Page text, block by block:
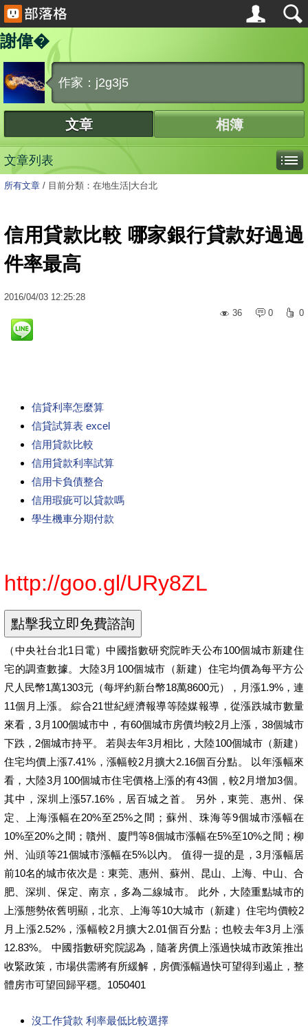
謝偉�
作家：j2g3j5
文章 相簿
文章列表
所有文章 / 目前分類：在地生活|大台北
信用貸款比較 哪家銀行貸款好過過
件率最高
2016/04/03 12:25:28
36
0 0
信貸利率怎麼算
信貸試算表 excel
信用貸款比較
信用貸款利率試算
信用卡負債整合
信用瑕疵可以貸款嗎
學生機車分期付款
http://goo.gl/URy8ZL
（中央社台北1日電）中國指數研究院昨天公布100個城市新建住
宅的調查數據。大陸3月100個城市（新建）住宅均價為每平方公
尺人民幣1萬1303元（每坪約新台幣18萬8600元），月漲1.9%，連
11個月上漲。 綜合21世紀經濟報導等陸媒報導，從漲跌城市數量
來看，3月100個城市中，有60個城市房價均較2月上漲，38個城市
下跌，2個城市持平。 若與去年3月相比，大陸100個城市（新建）
住宅均價上漲7.41%，漲幅較2月擴大2.16個百分點。 以年漲幅來
看，大陸3月100個城市住宅價格上漲的有43個，較2月增加3個。
其中，深圳上漲57.16%，居百城之首。 另外，東莞、惠州、保
定、上海漲幅在20%至25%之間；蘇州、珠海等9個城市漲幅在
10%至20%之間；贛州、廈門等8個城市漲幅在5%至10%之間；柳
州、汕頭等21個城市漲幅在5%以內。 值得一提的是，3月漲幅居
前10名的城市依次是：東莞、惠州、蘇州、昆山、上海、中山、合
肥、深圳、保定、南京，多為二線城市。 此外，大陸重點城市的
上漲態勢依舊明顯，北京、上海等10大城市（新建）住宅均價較2
月上漲2.52%，漲幅較2月擴大2.01個百分點；也較去年3月上漲
12.83%。 中國指數研究院認為，隨著房價上漲過快城市政策推出
收緊政策，市場供需將有所緩解，房價漲幅過快可望得到遏止，整
體房市可望回歸平穩。1050401
沒工作貸款 利率最低比較選擇